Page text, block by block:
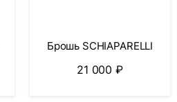
Брошь SCHIAPARELLI
21 000₽